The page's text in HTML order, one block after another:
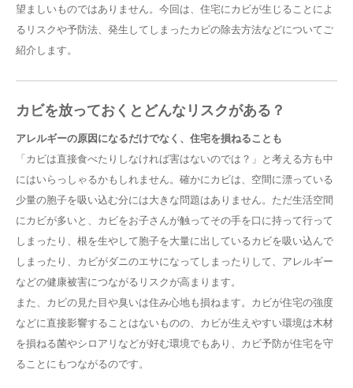
望ましいものではありません。今回は、住宅にカビが生じることによ
るリスクや予防法、発生してしまったカビの除去方法などについてご
紹介します。
カビを放っておくとどんなリスクがある？
アレルギーの原因になるだけでなく、住宅を損ねることも
「カビは直接食べたりしなければ害はないのでは？」と考える方も中
にはいらっしゃるかもしれません。確かにカビは、空間に漂っている
少量の胞子を吸い込む分には大きな問題はありません。ただ生活空間
にカビが多いと、カビをお子さんが触ってその手を口に持って行って
しまったり、根を生やして胞子を大量に出しているカビを吸い込んで
しまったり、カビがダニのエサになってしまったりして、アレルギー
などの健康被害につながるリスクが高まります。
また、カビの見た目や臭いは住み心地も損ねます。カビが住宅の強度
などに直接影響することはないものの、カビが生えやすい環境は木材
を損ねる菌やシロアリなどが好む環境でもあり、カビ予防が住宅を守
ることにもつながるのです。